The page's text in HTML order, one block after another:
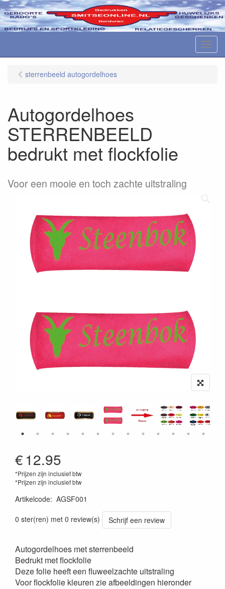
M
e
sterrenbeeld autogordelhoes
Autogordelhoes
STERRENBEELD
bedrukt met flockfolie
Voor een mooie en toch zachte uitstraling
€12.95
*Prijzen zijn inclusief btw
*Prijzen zijn inclusief btw
Artikelcode: AGSF001
0 ster(ren) met 0 review(s)
Schrijf een review
Autogordelhoes met sterrenbeeld
Bedrukt met flockfolie
Deze folie heeft een fluweelzachte uitstraling
Voor flockfolie kleuren zie afbeeldingen hieronder